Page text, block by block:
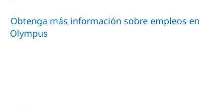
Obtenga más información sobre empleos en
Olympus